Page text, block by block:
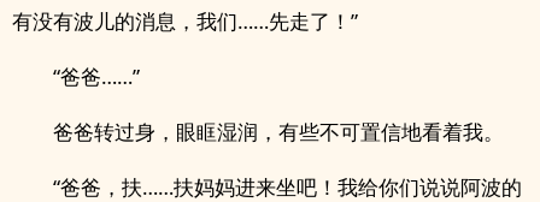
有没有波儿的消息，我们……先走了！”
“爸爸……”
爸爸转过身，眼眶湿润，有些不可置信地看着我。
“爸爸，扶……扶妈妈进来坐吧！我给你们说说阿波的